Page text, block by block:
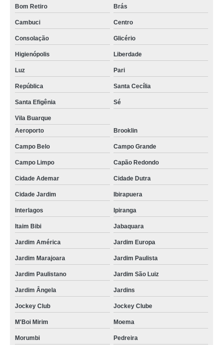
Bom Retiro Brás
Cambuci Centro
Consolação Glicério
Higienópolis Liberdade
Luz Pari
República Santa Cecília
Santa Efigênia Sé
Vila Buarque
Aeroporto
Brooklin
Campo Belo Campo Grande
Campo Limpo Capão Redondo
Cidade Ademar Cidade Dutra
Cidade Jardim Ibirapuera
Interlagos Ipiranga
Itaim Bibi Jabaquara
Jardim América Jardim Europa
Jardim Marajoara Jardim Paulista
Jardim Paulistano Jardim São Luiz
Jardim Ângela Jardins
Jockey Club Jockey Clube
M'Boi Mirim Moema
Morumbi Pedreira